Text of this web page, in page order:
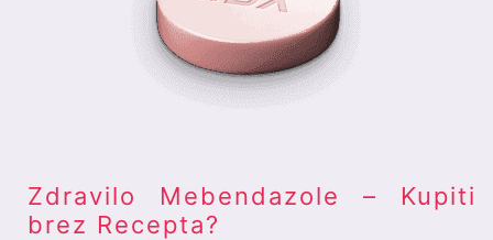
Zdravilo Mebendazole – Kupiti
brez Recepta?